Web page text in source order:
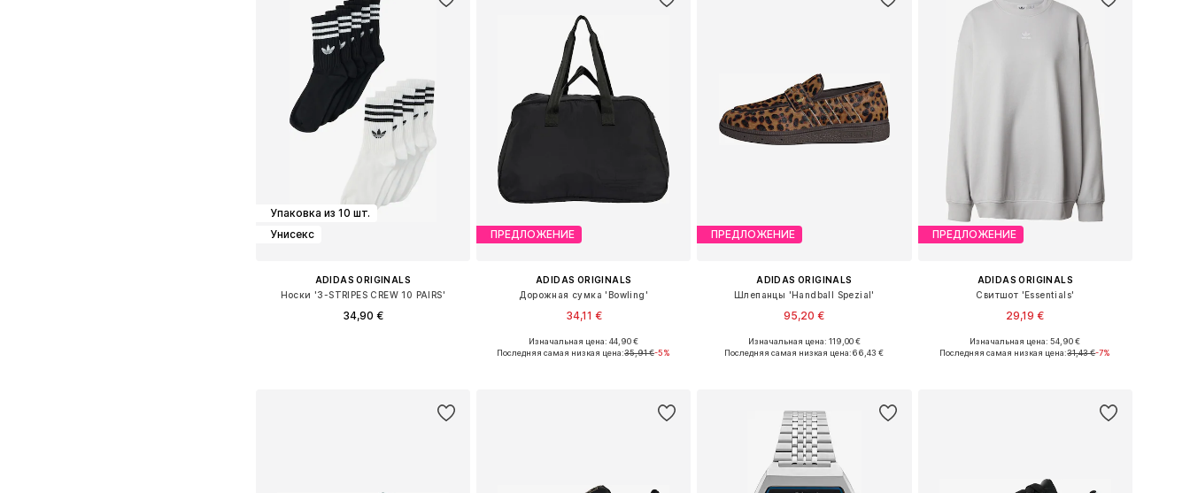
Упаковка из 10 шт.
Унисекс
ADIDAS ORIGINALS
Носки '3-STRIPES CREW 10 PAIRS'
34,90 €
ПРЕДЛОЖЕНИЕ
ADIDAS ORIGINALS
Дорожная сумка 'Bowling'
34,11 €
Доступные размеры: One Size
Изначальная цена: 44,90 €
Последняя самая низкая цена:35,91 €-5%
ПРЕДЛОЖЕНИЕ
ADIDAS ORIGINALS
Шлепанцы 'Handball Spezial'
95,20 €
Доступно множество размеров
Изначальная цена: 119,00 €
Последняя самая низкая цена:66,43 €
ПРЕДЛОЖЕНИЕ
ADIDAS ORIGINALS
Свитшот 'Essentials'
29,19 €
Доступные размеры: XS, S, M, L
Изначальная цена: 54,90 €
Последняя самая низкая цена:31,43 €-7%